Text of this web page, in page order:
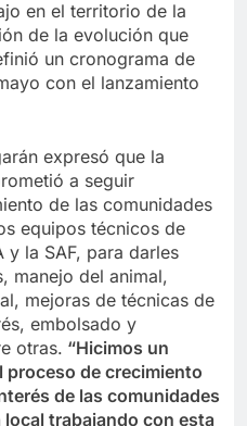
en el territorio de la
de la evolución que
un cronograma de
con el lanzamiento
expresó que la
a seguir
de las comunidades
equipos técnicos de
y la SAF, para darles
manejo del animal,
mejoras de técnicas de
embolsado y
otras. “Hicimos un
proceso de crecimiento
de las comunidades
trabajando con esta